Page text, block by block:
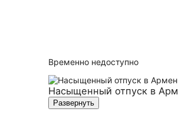
Временно недоступно
Насыщенный отпуск в
Развернуть